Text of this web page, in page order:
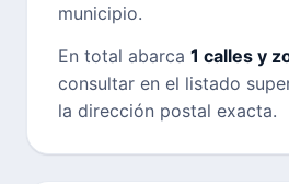
municipio.
En total abarca 1 calles y
consultar en el listado
la dirección postal exacta.